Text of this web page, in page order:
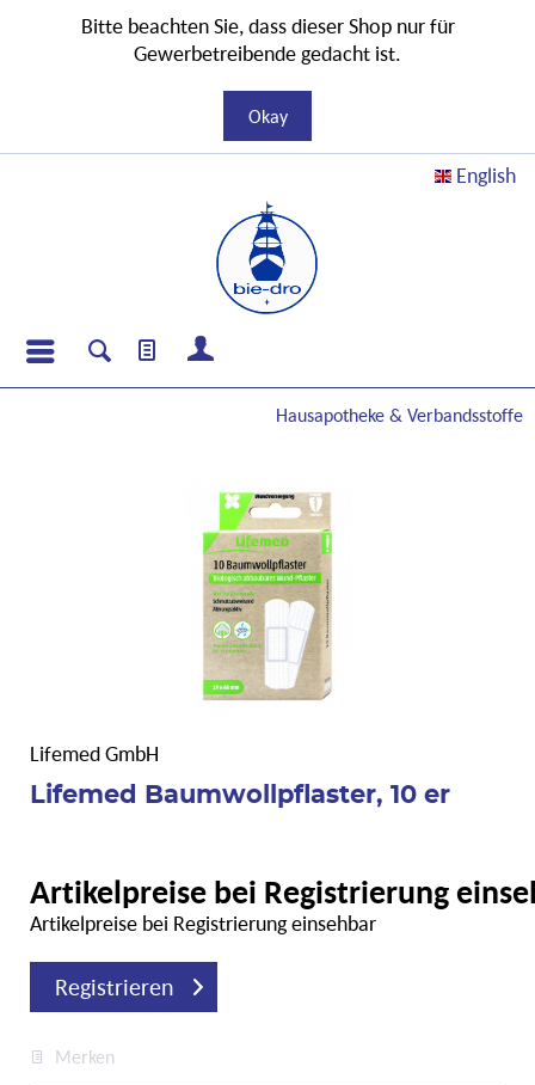
English
Hausapotheke & Verbandsstoffe
Lifemed GmbH
Lifemed Baumwollpflaster, 10 er
Artikelpreise bei Registrierung
Artikelpreise bei Registrierung einsehbar
Registrieren
Merken
Bitte beachten Sie, dass dieser Shop nur für
Gewerbetreibende gedacht ist.
Okay